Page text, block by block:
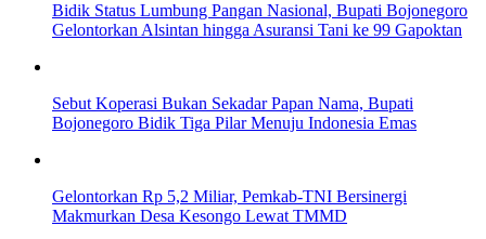
Bidik Status Lumbung Pangan Nasional, Bupati Bojonegoro
Gelontorkan Alsintan hingga Asuransi Tani ke 99 Gapoktan
Sebut Koperasi Bukan Sekadar Papan Nama, Bupati
Bojonegoro Bidik Tiga Pilar Menuju Indonesia Emas
Gelontorkan Rp 5,2 Miliar, Pemkab-TNI Bersinergi
Makmurkan Desa Kesongo Lewat TMMD